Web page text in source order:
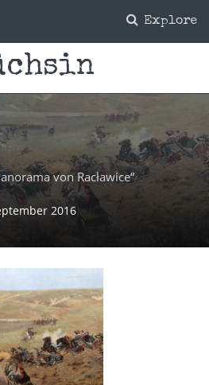
Explore
von Racławice“
2016